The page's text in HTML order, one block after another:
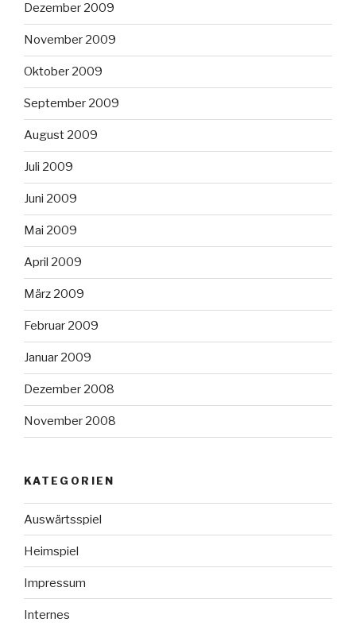
Dezember 2009
November 2009
Oktober 2009
September 2009
August 2009
Juli 2009
Juni 2009
Mai 2009
April 2009
März 2009
Februar 2009
Januar 2009
Dezember 2008
November 2008
KATEGORIEN
Auswärtsspiel
Heimspiel
Impressum
Internes